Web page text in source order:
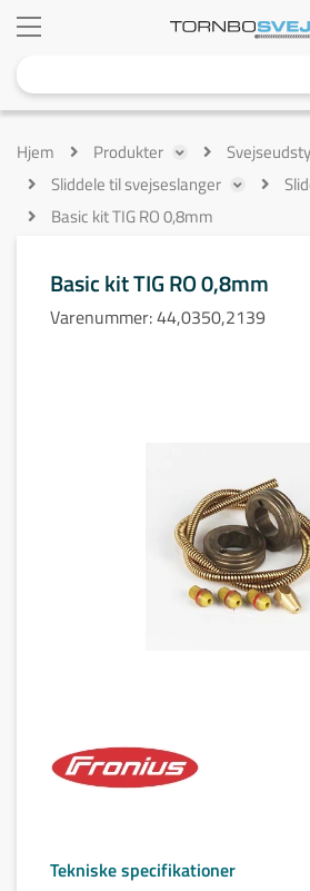
Hjem Produkter
Sliddele til svejseslanger
Basic kit TIG RO 0,8mm
Basic kit TIG RO 0,8mm
Varenummer:44,0350,2139
Tekniske specifikationer